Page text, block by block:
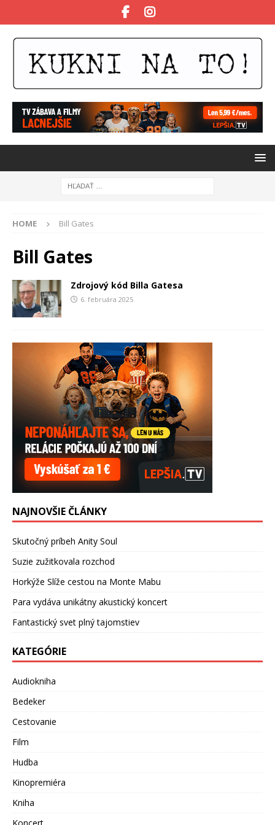
HOME Bill Gates
Bill Gates
Zdrojový kód Billa Gatesa
6. februára 2025
NAJNOVŠIE ČLÁNKY
Skutočný príbeh Anity Soul
Suzie zužitkovala rozchod
Horkýže Slíže cestou na Monte Mabu
Para vydáva unikátny akustický koncert
Fantastický svet plný tajomstiev
KATEGÓRIE
Audiokniha
Bedeker
Cestovanie
Film
Hudba
Kinopremiéra
Kniha
Koncert